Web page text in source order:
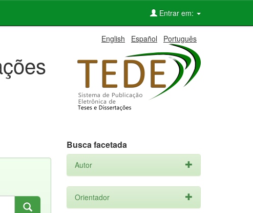
Entrar em:
English Español Português
Busca facetada
Autor
Orientador